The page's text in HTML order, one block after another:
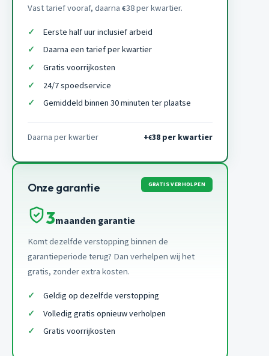
Vast tarief vooraf, daarna €38 per kwartier.
Eerste half uur inclusief arbeid
Daarna een tarief per kwartier
Gratis voorrijkosten
24/7 spoedservice
Gemiddeld binnen 30 minuten ter plaatse
Daarna per kwartier +€38 per kwartier
Onze garantie GRATIS VERHOLPEN
3maanden garantie
Komt dezelfde verstopping binnen de
garantieperiode terug? Dan verhelpen wij het
gratis, zonder extra kosten.
Geldig op dezelfde verstopping
Volledig gratis opnieuw verholpen
Gratis voorrijkosten